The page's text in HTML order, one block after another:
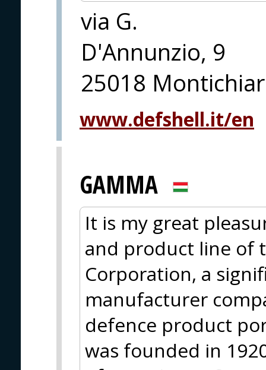
via G.
D'Annunzio, 9
25018
www.defshell.it/en
GAMMA
It is my great
and product line of
Corporation, a
manufacturer
defence product
was founded in